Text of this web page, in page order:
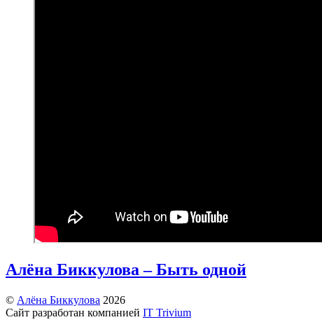
Алёна Биккулова – Быть одной
© Алёна Биккулова 2026
Сайт разработан компанией IT Trivium